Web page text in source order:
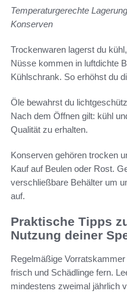
Temperaturgerechte
Konserven
Trockenwaren lagerst du
Nüsse kommen in luftdichte
Kühlschrank. So erhöhst du
Öle bewahrst du
Nach dem Öffnen gilt: kühl
Qualität zu erhalten.
Konserven gehören trocken
Kauf auf Beulen oder Rost.
verschließbare Behälter um
auf.
Praktische Tipps
Nutzung deiner
Regelmäßige
frisch und Schädlinge fern.
mindestens zweimal jährlich